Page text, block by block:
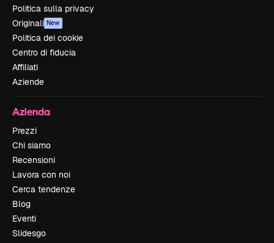
Politica sulla privacy
Originali New
Politica dei cookie
Centro di fiducia
Affiliati
Aziende
Azienda
Prezzi
Chi siamo
Recensioni
Lavora con noi
Cerca tendenze
Blog
Eventi
Slidesgo